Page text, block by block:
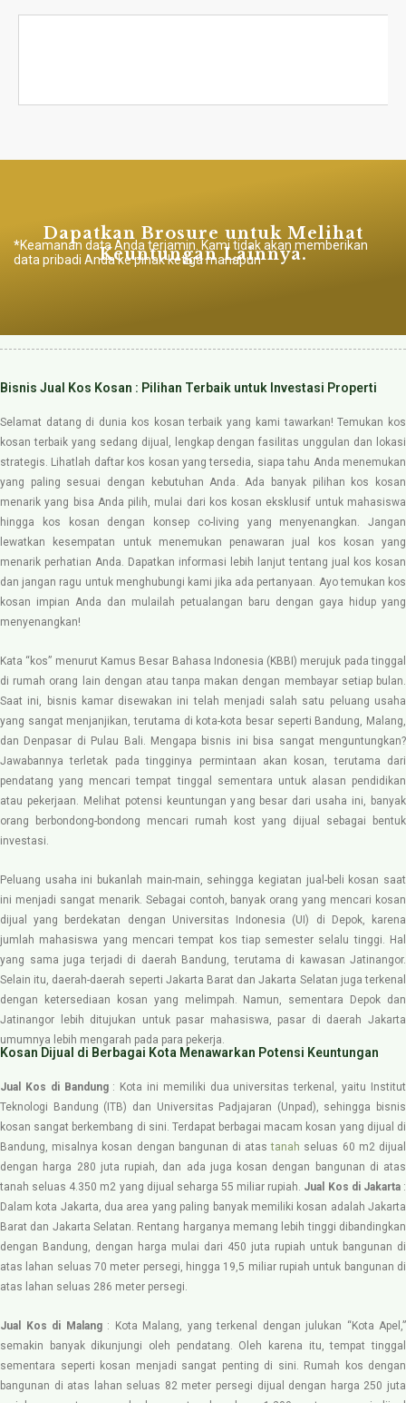
Dapatkan Brosure untuk Melihat
Keuntungan Lainnya.​
*Keamanan data Anda terjamin. Kami tidak akan memberikan
data pribadi Anda ke pihak ketiga manapun
Bisnis Jual Kos Kosan : Pilihan Terbaik untuk Investasi Properti
Selamat datang di dunia kos kosan terbaik yang kami tawarkan! Temukan kos
kosan terbaik yang sedang dijual, lengkap dengan fasilitas unggulan dan lokasi
strategis. Lihatlah daftar kos kosan yang tersedia, siapa tahu Anda menemukan
yang paling sesuai dengan kebutuhan Anda. Ada banyak pilihan kos kosan
menarik yang bisa Anda pilih, mulai dari kos kosan eksklusif untuk mahasiswa
hingga kos kosan dengan konsep co-living yang menyenangkan. Jangan
lewatkan kesempatan untuk menemukan penawaran jual kos kosan yang
menarik perhatian Anda. Dapatkan informasi lebih lanjut tentang jual kos kosan
dan jangan ragu untuk menghubungi kami jika ada pertanyaan. Ayo temukan kos
kosan impian Anda dan mulailah petualangan baru dengan gaya hidup yang
menyenangkan!
Kata “kos” menurut Kamus Besar Bahasa Indonesia (KBBI) merujuk pada tinggal
di rumah orang lain dengan atau tanpa makan dengan membayar setiap bulan.
Saat ini, bisnis kamar disewakan ini telah menjadi salah satu peluang usaha
yang sangat menjanjikan, terutama di kota-kota besar seperti Bandung, Malang,
dan Denpasar di Pulau Bali. Mengapa bisnis ini bisa sangat menguntungkan?
Jawabannya terletak pada tingginya permintaan akan kosan, terutama dari
pendatang yang mencari tempat tinggal sementara untuk alasan pendidikan
atau pekerjaan. Melihat potensi keuntungan yang besar dari usaha ini, banyak
orang berbondong-bondong mencari rumah kost yang dijual sebagai bentuk
investasi.
Peluang usaha ini bukanlah main-main, sehingga kegiatan jual-beli kosan saat
ini menjadi sangat menarik. Sebagai contoh, banyak orang yang mencari kosan
dijual yang berdekatan dengan Universitas Indonesia (UI) di Depok, karena
jumlah mahasiswa yang mencari tempat kos tiap semester selalu tinggi. Hal
yang sama juga terjadi di daerah Bandung, terutama di kawasan Jatinangor.
Selain itu, daerah-daerah seperti Jakarta Barat dan Jakarta Selatan juga terkenal
dengan ketersediaan kosan yang melimpah. Namun, sementara Depok dan
Jatinangor lebih ditujukan untuk pasar mahasiswa, pasar di daerah Jakarta
umumnya lebih mengarah pada para pekerja.
Kosan Dijual di Berbagai Kota Menawarkan Potensi Keuntungan
Jual Kos di Bandung: Kota ini memiliki dua universitas terkenal, yaitu Institut
Teknologi Bandung (ITB) dan Universitas Padjajaran (Unpad), sehingga bisnis
kosan sangat berkembang di sini. Terdapat berbagai macam kosan yang dijual di
Bandung, misalnya kosan dengan bangunan di atastanah seluas 60 m2 dijual
dengan harga 280 juta rupiah, dan ada juga kosan dengan bangunan di atas
tanah seluas 4.350 m2 yang dijual seharga 55 miliar rupiah. Jual Kos di Jakarta:
Dalam kota Jakarta, dua area yang paling banyak memiliki kosan adalah Jakarta
Barat dan Jakarta Selatan. Rentang harganya memang lebih tinggi dibandingkan
dengan Bandung, dengan harga mulai dari 450 juta rupiah untuk bangunan di
atas lahan seluas 70 meter persegi, hingga 19,5 miliar rupiah untuk bangunan di
atas lahan seluas 286 meter persegi.
Jual Kos di Malang: Kota Malang, yang terkenal dengan julukan “Kota Apel,”
semakin banyak dikunjungi oleh pendatang. Oleh karena itu, tempat tinggal
sementara seperti kosan menjadi sangat penting di sini. Rumah kos dengan
bangunan di atas lahan seluas 82 meter persegi dijual dengan harga 250 juta